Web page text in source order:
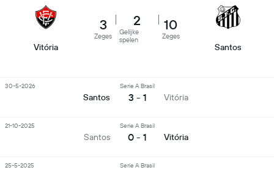
Vitória
3
Zeges
2
Gelijke
spelen
10
Zeges
Santos
Santos
Serie A Brasil
3 - 1 Vitória
30-5-2026
Santos
Serie A Brasil
0 - 1 Vitória
21-10-2025
Serie A Brasil
25-5-2025